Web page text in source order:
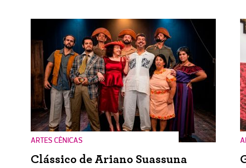
ARTES CÊNICAS
Clássico de Ariano Suassuna